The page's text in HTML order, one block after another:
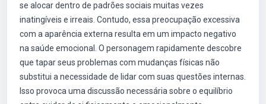
se alocar dentro de padrões sociais muitas vezes
inatingíveis e irreais. Contudo, essa preocupação excessiva
com a aparência externa resulta em um impacto negativo
na saúde emocional. O personagem rapidamente descobre
que tapar seus problemas com mudanças físicas não
substitui a necessidade de lidar com suas questões internas.
Isso provoca uma discussão necessária sobre o equilíbrio